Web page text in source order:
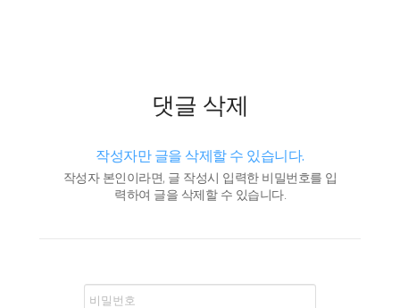
댓글 삭제
작성자만 글을 삭제할 수 있습니다.
작성자 본인이라면, 글 작성시 입력한 비밀번호를 입
력하여 글을 삭제할 수 있습니다.